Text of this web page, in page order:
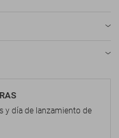
y día de lanzamiento de